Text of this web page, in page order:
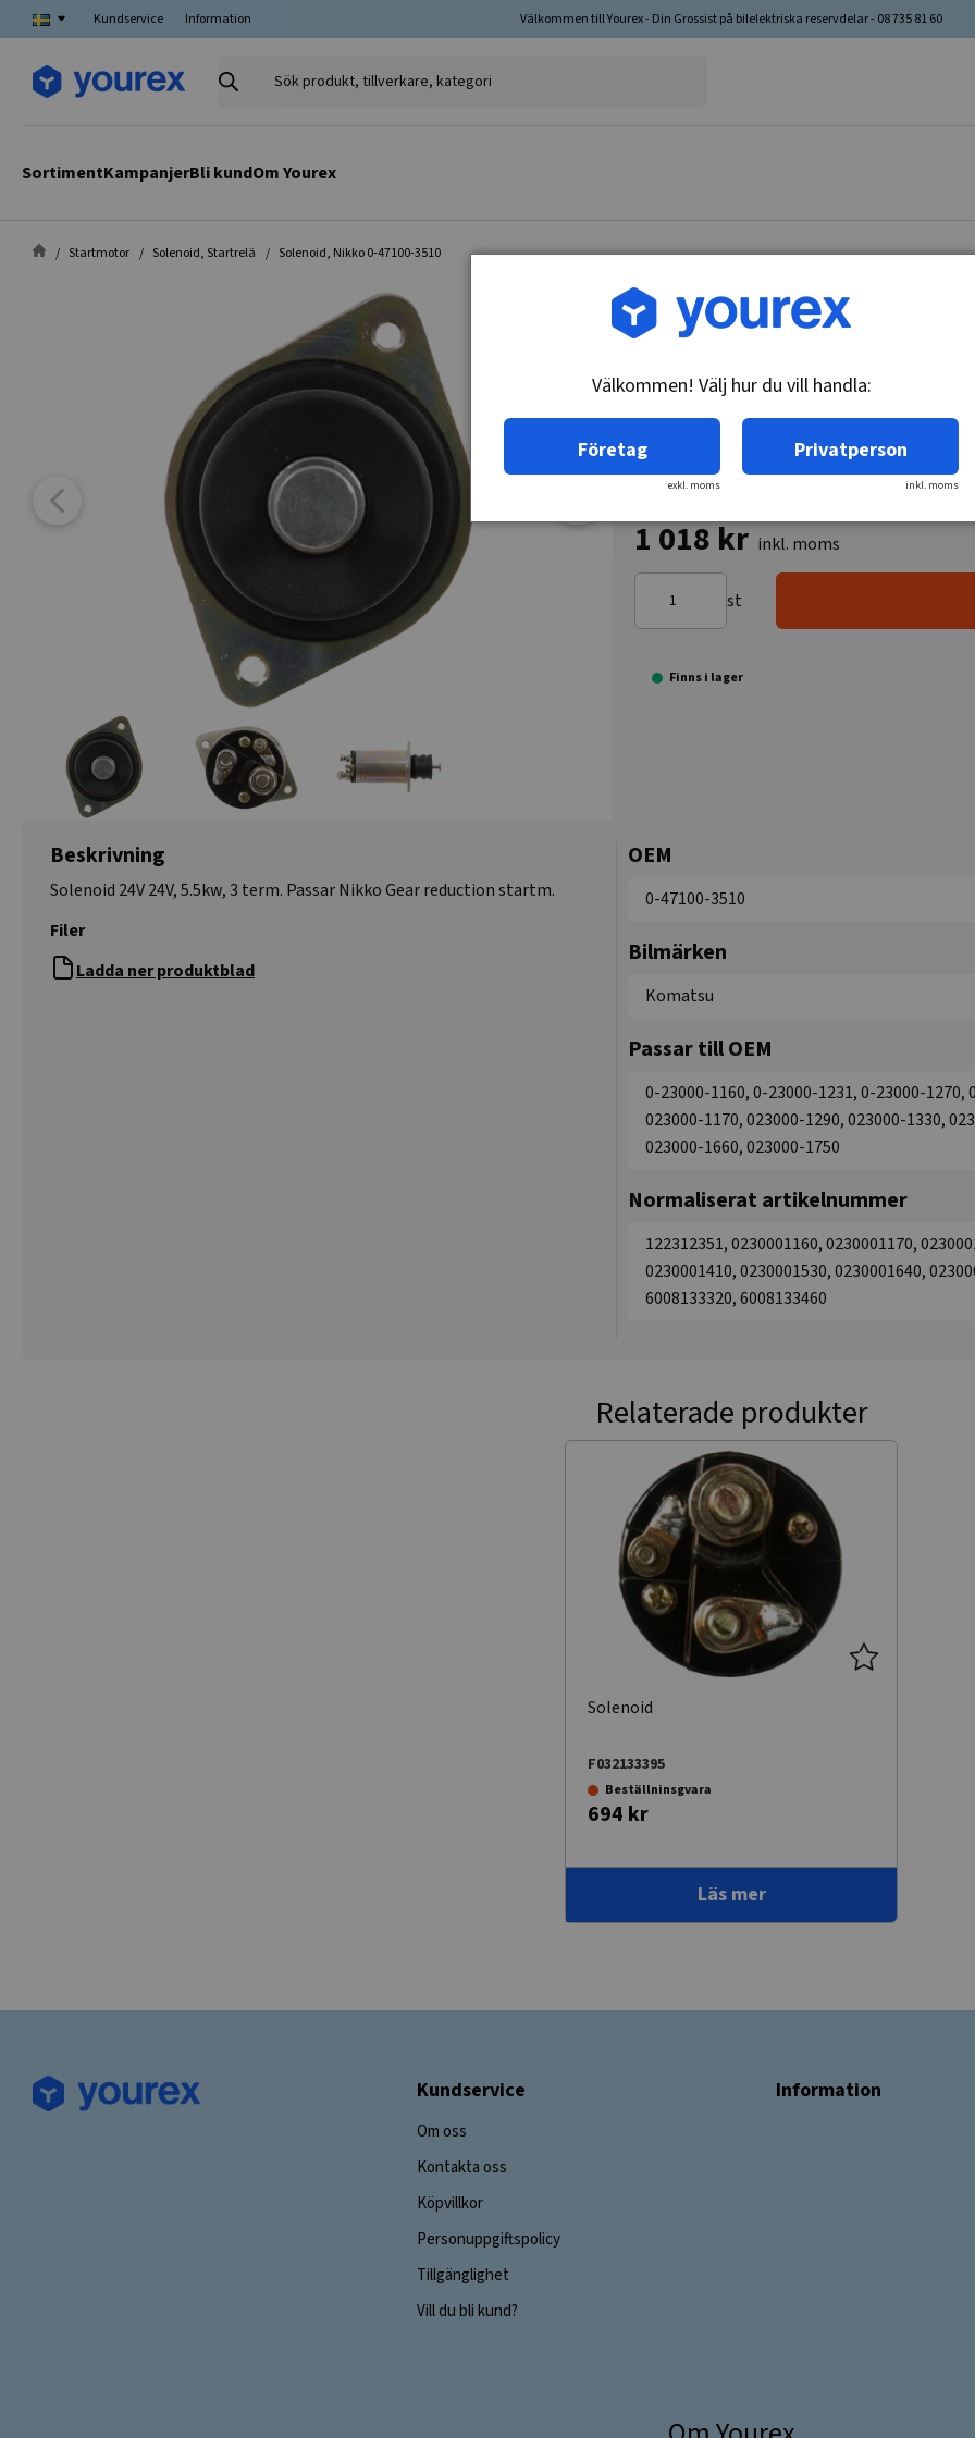
Kundservice Information Välkommen till Yourex - Din Grossist på bilelektriska reservdelar - 08 735 81 60
Sök
SortimentKampanjerBli kundOm Yourex
Startmotor Solenoid, Startrelä Solenoid, Nikko 0-47100-3510
Artikelnr: 12-231-2351
Solenoid, Nikko 0-
1 018 kr inkl. moms
st
Finns i lager
Beskrivning
Solenoid 24V 24V, 5.5kw, 3 term. Passar Nikko Gear reduction startm.
Filer
Ladda ner produktblad
OEM
0-47100-3510
Bilmärken
Komatsu
Passar till OEM
0-23000-1160, 0-23000-1231, 0-23000-
023000-1170, 023000-1290, 023000-1330,
023000-1660, 023000-1750
Normaliserat artikelnummer
122312351, 0230001160, 0230001170,
0230001410, 0230001530, 0230001640,
6008133320, 6008133460
Relaterade produkter
Solenoid
F032133395
Beställninsgvara
694 kr
Läs mer
Kundservice
Om oss
Kontakta oss
Köpvillkor
Personuppgiftspolicy
Tillgänglighet
Vill du bli kund?
Information
Välkommen! Välj hur du vill handla:
Företag
exkl. moms
Privatperson
inkl. moms